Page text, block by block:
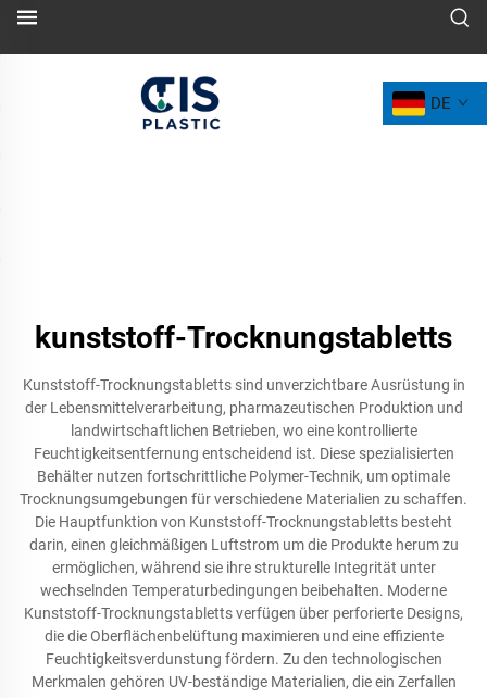
DE
kunststoff-Trocknungstabletts
Kunststoff-Trocknungstabletts sind unverzichtbare Ausrüstung in
der Lebensmittelverarbeitung, pharmazeutischen Produktion und
landwirtschaftlichen Betrieben, wo eine kontrollierte
Feuchtigkeitsentfernung entscheidend ist. Diese spezialisierten
Behälter nutzen fortschrittliche Polymer-Technik, um optimale
Trocknungsumgebungen für verschiedene Materialien zu schaffen.
Die Hauptfunktion von Kunststoff-Trocknungstabletts besteht
darin, einen gleichmäßigen Luftstrom um die Produkte herum zu
ermöglichen, während sie ihre strukturelle Integrität unter
wechselnden Temperaturbedingungen beibehalten. Moderne
Kunststoff-Trocknungstabletts verfügen über perforierte Designs,
die die Oberflächenbelüftung maximieren und eine effiziente
Feuchtigkeitsverdunstung fördern. Zu den technologischen
Merkmalen gehören UV-beständige Materialien, die ein Zerfallen